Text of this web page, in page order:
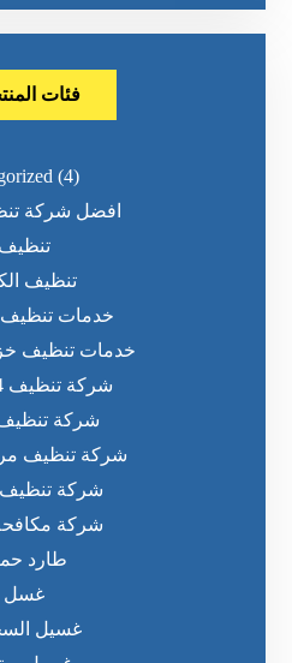
فئات
(4)
افضل شركة
تنظيف
تنظيف
خدمات تنظيف
خدمات تنظيف
شركة تنظيف 24 ساعة
شركة
شركة تنظيف
شركة
شركة
طارد
غسل
غسيل